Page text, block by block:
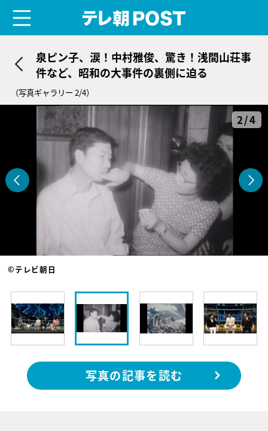
泉ピン子、涙！中村雅俊、驚き！浅間山荘事
件など、昭和の大事件の裏側に迫る
（写真ギャラリー 2/4）
2/4
©テレビ朝日
写真の記事を読む